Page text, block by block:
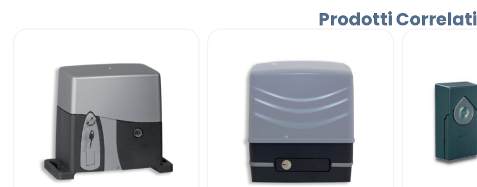
Prodotti Correlati